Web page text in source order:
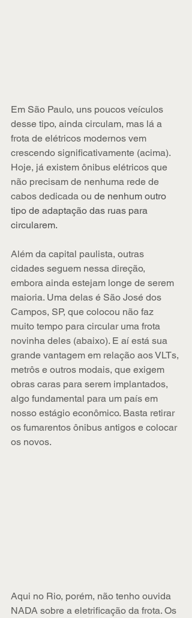
Em São Paulo, uns poucos veículos
desse tipo, ainda circulam, mas lá a
frota de elétricos modernos vem
crescendo significativamente (acima).
Hoje, já existem ônibus elétricos que
não precisam de nenhuma rede de
cabos dedicada ou de nenhum outro
tipo de adaptação das ruas para
circularem.
Além da capital paulista, outras
cidades seguem nessa direção,
embora ainda estejam longe de serem
maioria. Uma delas é São José dos
Campos, SP, que colocou não faz
muito tempo para circular uma frota
novinha deles (abaixo). E aí está sua
grande vantagem em relação aos VLTs,
metrôs e outros modais, que exigem
obras caras para serem implantados,
algo fundamental para um país em
nosso estágio econômico. Basta retirar
os fumarentos ônibus antigos e colocar
os novos.
Aqui no Rio, porém, não tenho ouvida
NADA sobre a eletrificação da frota. Os